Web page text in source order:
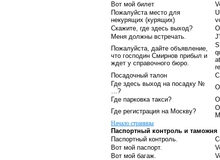
Вот мой билет
Пожалуйста место для
некурящих (курящих)
Скажите, где здесь выход?
Меня должны встречать.
Пожалуйста, дайте объявление,
что господин Смирнов прибыл и
ждет у справочного бюро.
Посадочный талон
Где здесь выход на посадку №
…?
Где парковка такси?
Где регистрация на Москву?
Начало страницы
Паспортный контроль и таможня
Паспортный контроль.
Вот мой паспорт.
Вот мой багаж.